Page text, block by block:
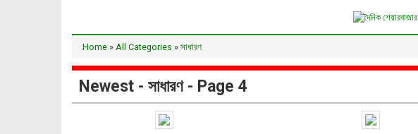
Home » All Categories » সাধারণ
Newest - সাধারণ - Page 4